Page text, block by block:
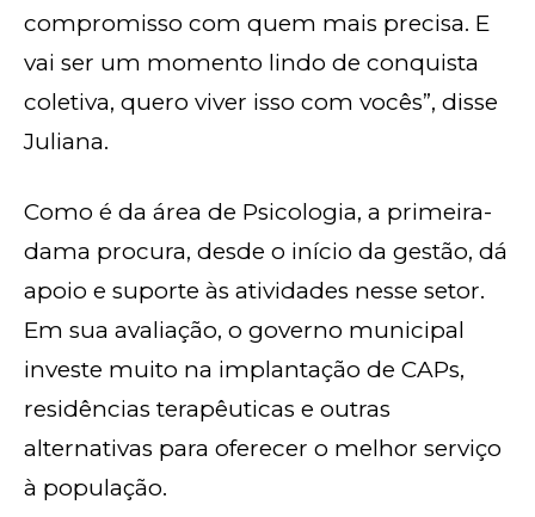
compromisso com quem mais precisa. E
vai ser um momento lindo de conquista
coletiva, quero viver isso com vocês”, disse
Juliana.
Como é da área de Psicologia, a primeira-
dama procura, desde o início da gestão, dá
apoio e suporte às atividades nesse setor.
Em sua avaliação, o governo municipal
investe muito na implantação de CAPs,
residências terapêuticas e outras
alternativas para oferecer o melhor serviço
à população.